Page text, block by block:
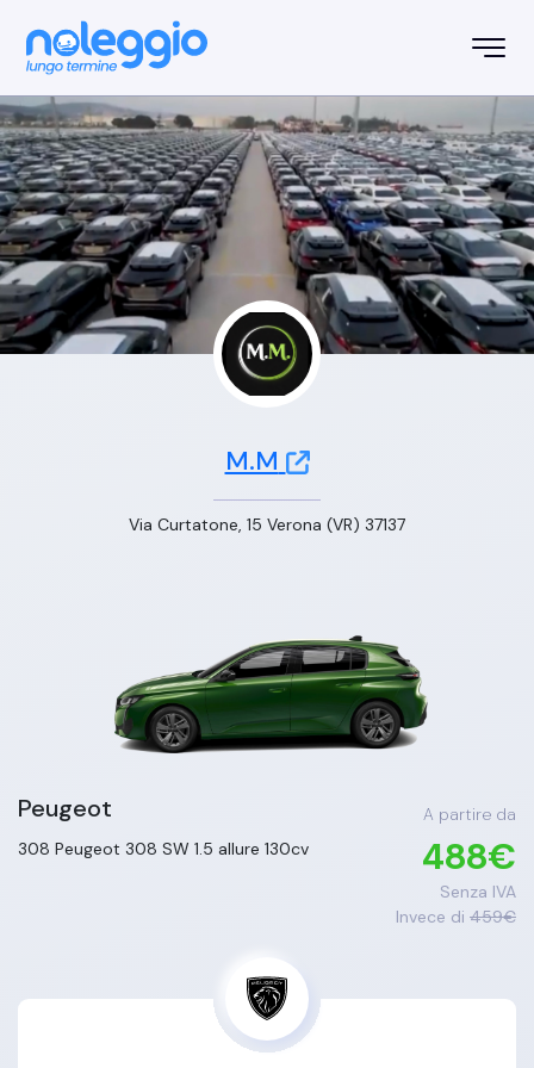
M.M
Via Curtatone, 15 Verona (VR) 37137
Peugeot
A partire da
308 Peugeot 308 SW 1.5 allure 130cv 488€
Senza IVA
Invece di 459€